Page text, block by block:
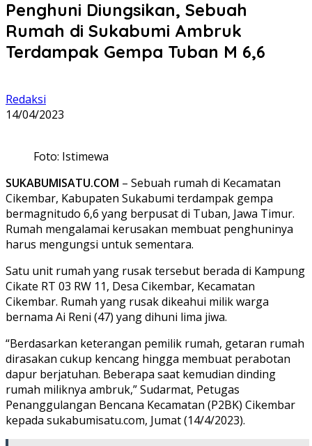
Penghuni Diungsikan, Sebuah
Rumah di Sukabumi Ambruk
Terdampak Gempa Tuban M 6,6
Redaksi
14/04/2023
Foto: Istimewa
SUKABUMISATU.COM – Sebuah rumah di Kecamatan
Cikembar, Kabupaten Sukabumi terdampak gempa
bermagnitudo 6,6 yang berpusat di Tuban, Jawa Timur.
Rumah mengalamai kerusakan membuat penghuninya
harus mengungsi untuk sementara.
Satu unit rumah yang rusak tersebut berada di Kampung
Cikate RT 03 RW 11, Desa Cikembar, Kecamatan
Cikembar. Rumah yang rusak dikeahui milik warga
bernama Ai Reni (47) yang dihuni lima jiwa.
“Berdasarkan keterangan pemilik rumah, getaran rumah
dirasakan cukup kencang hingga membuat perabotan
dapur berjatuhan. Beberapa saat kemudian dinding
rumah miliknya ambruk,” Sudarmat, Petugas
Penanggulangan Bencana Kecamatan (P2BK) Cikembar
kepada sukabumisatu.com, Jumat (14/4/2023).